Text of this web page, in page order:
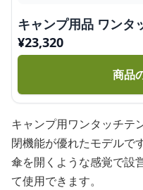
キャンプ用品 ワンタ
¥23,320
商品
キャンプ用ワンタッチテ
閉機能が優れたモデルです
傘を開くような感覚で設
て使用できます。